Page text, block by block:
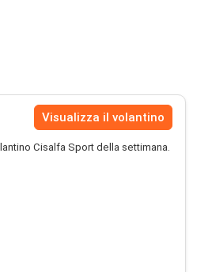
Visualizza il volantino
Cisalfa Sport della settimana.